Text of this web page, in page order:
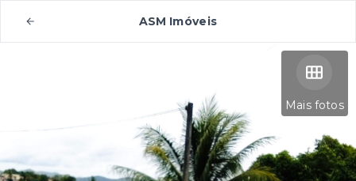
ASM Imóveis
Mais fotos